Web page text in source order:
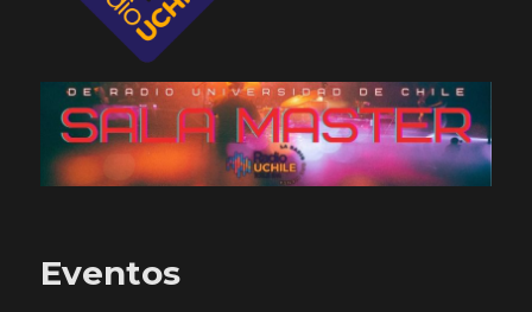
Sala Master
Eventos